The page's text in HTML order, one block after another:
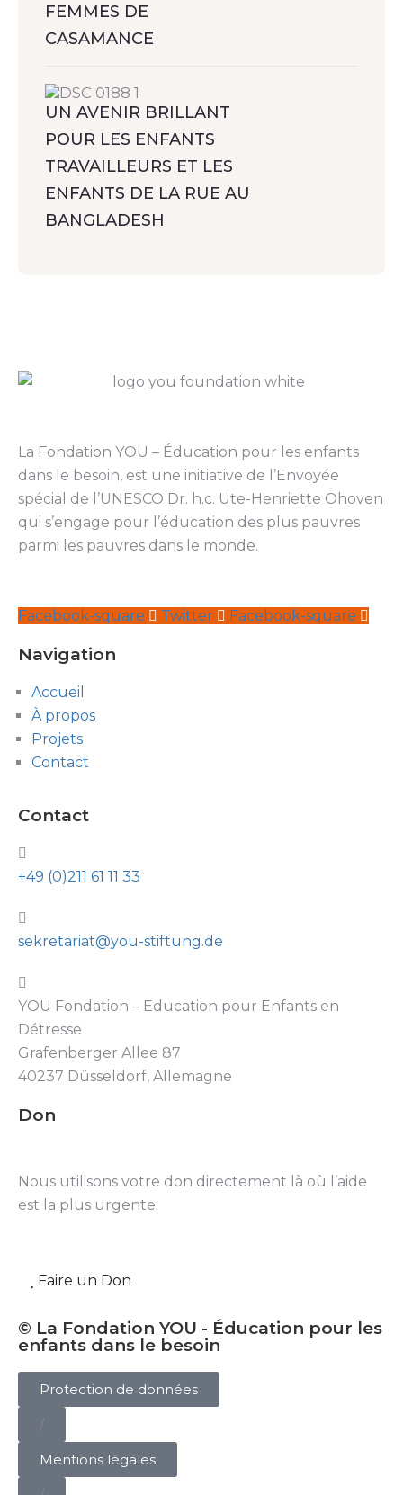
FEMMES DE
CASAMANCE
UN AVENIR BRILLANT
POUR LES ENFANTS
TRAVAILLEURS ET LES
ENFANTS DE LA RUE AU
BANGLADESH
La Fondation YOU – Éducation pour les enfants
dans le besoin, est une initiative de l’Envoyée
spécial de l’UNESCO Dr. h.c. Ute-Henriette Ohoven
qui s’engage pour l’éducation des plus pauvres
parmi les pauvres dans le monde.
Facebook-square Twitter Facebook-square
Navigation
Accueil
À propos
Projets
Contact
Contact
+49 (0)211 61 11 33
sekretariat@you-stiftung.de
YOU Fondation – Education pour Enfants en
Détresse
Grafenberger Allee 87
40237 Düsseldorf, Allemagne
Don
Nous utilisons votre don directement là où l’aide
est la plus urgente.
Faire un Don
© La Fondation YOU - Éducation pour les
enfants dans le besoin
Protection de données
/
Mentions légales